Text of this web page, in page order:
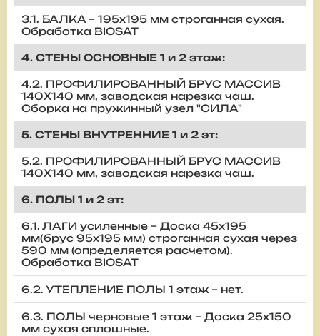
3.1. БАЛКА – 195х195 мм строганная сухая.
Обработка BIOSAT
4. СТЕНЫ ОСНОВНЫЕ 1 и 2 этаж:
4.2. ПРОФИЛИРОВАННЫЙ БРУС МАССИВ
140Х140 мм, заводская нарезка чаш.
Сборка на пружинный узел "СИЛА"
5. СТЕНЫ ВНУТРЕННИЕ 1 и 2 эт:
5.2. ПРОФИЛИРОВАННЫЙ БРУС МАССИВ
140Х140 мм, заводская нарезка чаш.
6. ПОЛЫ 1 и 2 эт:
6.1. ЛАГИ усиленные – Доска 45х195
мм(брус 95х195 мм) строганная сухая через
590 мм (определяется расчетом).
Обработка BIOSAT
6.2. УТЕПЛЕНИЕ ПОЛЫ 1 этаж – нет.
6.3. ПОЛЫ черновые 1 этаж – Доска 25х150
мм сухая сплошные.